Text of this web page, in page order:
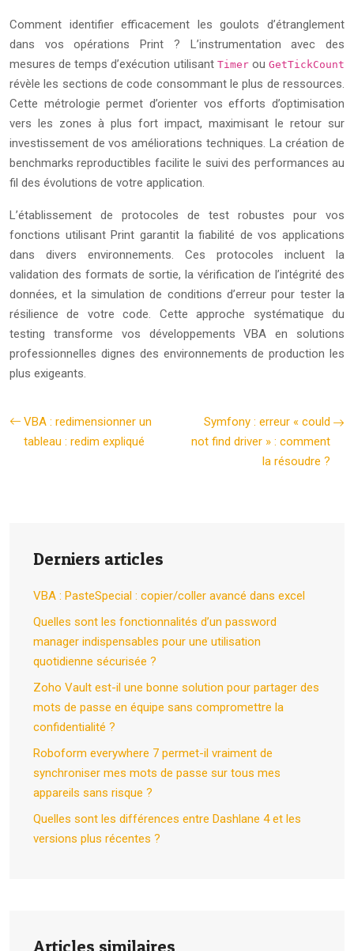
Comment identifier efficacement les goulots d’étranglement
dans vos opérations Print ? L’instrumentation avec des
mesures de temps d’exécution utilisant TimerouGetTickCount
révèle les sections de code consommant le plus de ressources.
Cette métrologie permet d’orienter vos efforts d’optimisation
vers les zones à plus fort impact, maximisant le retour sur
investissement de vos améliorations techniques. La création de
benchmarks reproductibles facilite le suivi des performances au
fil des évolutions de votre application.
L’établissement de protocoles de test robustes pour vos
fonctions utilisant Print garantit la fiabilité de vos applications
dans divers environnements. Ces protocoles incluent la
validation des formats de sortie, la vérification de l’intégrité des
données, et la simulation de conditions d’erreur pour tester la
résilience de votre code. Cette approche systématique du
testing transforme vos développements VBA en solutions
professionnelles dignes des environnements de production les
plus exigeants.
VBA : redimensionner un
tableau : redim expliqué
Symfony : erreur « could
not find driver » : comment
la résoudre ?
Derniers articles
VBA : PasteSpecial : copier/coller avancé dans excel
Quelles sont les fonctionnalités d’un password
manager indispensables pour une utilisation
quotidienne sécurisée ?
Zoho Vault est-il une bonne solution pour partager des
mots de passe en équipe sans compromettre la
confidentialité ?
Roboform everywhere 7 permet-il vraiment de
synchroniser mes mots de passe sur tous mes
appareils sans risque ?
Quelles sont les différences entre Dashlane 4 et les
versions plus récentes ?
Articles similaires